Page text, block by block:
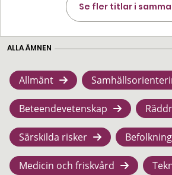
Se fler titlar i
ALLA ÄMNEN
Allmänt
Beteendevetenskap
Särskilda risker
Medicin och friskvård